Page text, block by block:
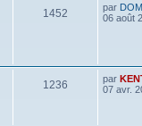
1452 par
06 août
1236 par
07 avr.